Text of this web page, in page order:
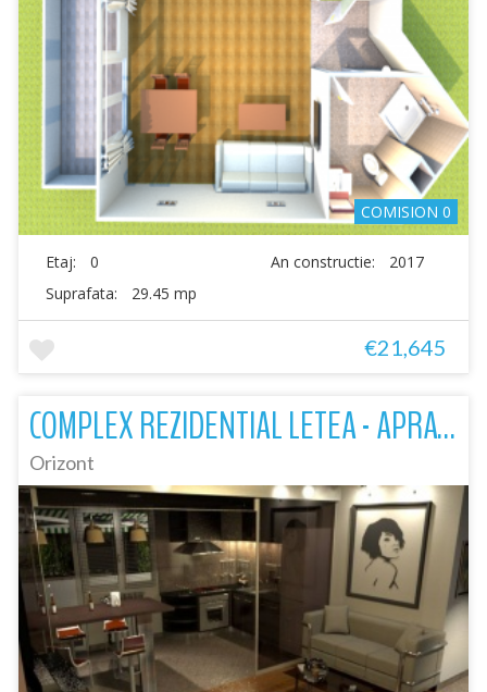
COMISION 0
Etaj: 0 An constructie:
2017
Suprafata:
29.45 mp
€21,645
COMPLEX REZIDENTIAL LETEA - APRATAMENTE 2 CAMERE
Orizont